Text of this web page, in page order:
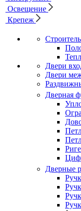
Освещение
Крепеж
Двери
Двери
Дверная
Дверные